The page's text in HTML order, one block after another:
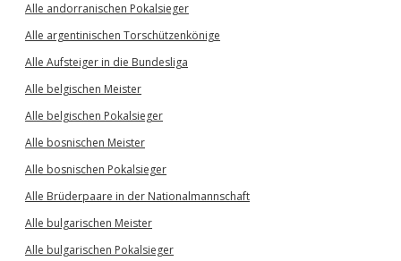
Alle andorranischen Pokalsieger
Alle argentinischen Torschützenkönige
Alle Aufsteiger in die Bundesliga
Alle belgischen Meister
Alle belgischen Pokalsieger
Alle bosnischen Meister
Alle bosnischen Pokalsieger
Alle Brüderpaare in der Nationalmannschaft
Alle bulgarischen Meister
Alle bulgarischen Pokalsieger